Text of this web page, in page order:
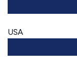
USA